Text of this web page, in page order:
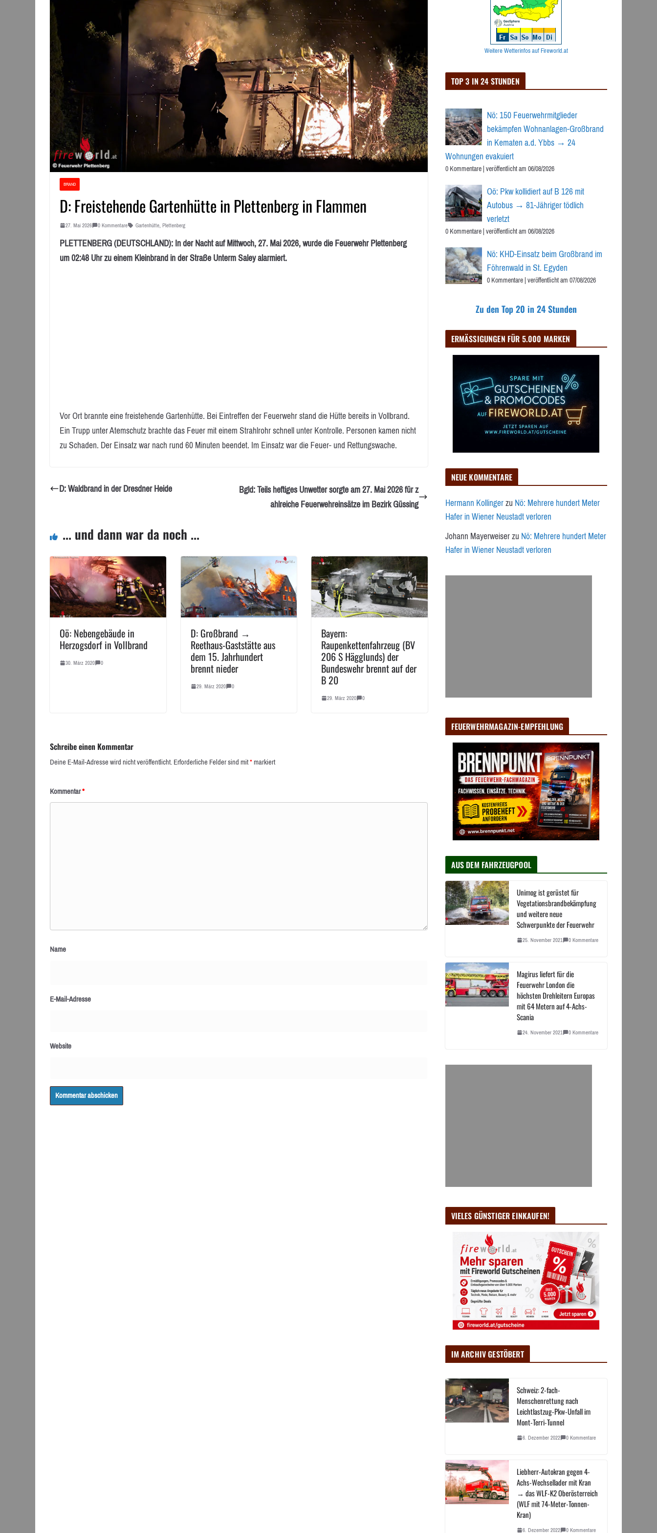
BRAND
D: Freistehende Gartenhütte in Plettenberg in Flammen
27. Mai 2026 0 Kommentare Gartenhütte, Plettenberg
PLETTENBERG (DEUTSCHLAND): In der Nacht auf Mittwoch, 27. Mai 2026, wurde die Feuerwehr Plettenberg
um 02:48 Uhr zu einem Kleinbrand in der Straße Unterm Saley alarmiert.
Vor Ort brannte eine freistehende Gartenhütte. Bei Eintreffen der Feuerwehr stand die Hütte bereits in Vollbrand.
Ein Trupp unter Atemschutz brachte das Feuer mit einem Strahlrohr schnell unter Kontrolle. Personen kamen nicht
zu Schaden. Der Einsatz war nach rund 60 Minuten beendet. Im Einsatz war die Feuer- und Rettungswache.
D: Waldbrand in der Dresdner Heide
Bgld: Teils heftiges Unwetter sorgte am 27. Mai 2026 für z
ahlreiche Feuerwehreinsätze im Bezirk Güssing
... und dann war da noch ...
Oö: Nebengebäude in
Herzogsdorf in Vollbrand
30. März 2020 0
D: Großbrand →
Reethaus-Gaststätte aus
dem 15. Jahrhundert
brennt nieder
29. März 2020 0
Bayern:
Raupenkettenfahrzeug (BV
206 S Hägglunds) der
Bundeswehr brennt auf der
B 20
29. März 2020 0
Schreibe einen Kommentar
Deine E-Mail-Adresse wird nicht veröffentlicht.Erforderliche Felder sind mit*markiert
Kommentar*
Name
E-Mail-Adresse
Website
Weitere Wetterinfos auf Fireworld.at
TOP 3 IN 24 STUNDEN
Nö: 150 Feuerwehrmitglieder
bekämpfen Wohnanlagen-Großbrand
in Kematen a.d. Ybbs → 24
Wohnungen evakuiert
0 Kommentare|veröffentlicht am 06/08/2026
Oö: Pkw kollidiert auf B 126 mit
Autobus → 81-Jähriger tödlich
verletzt
0 Kommentare|veröffentlicht am 06/08/2026
Nö: KHD-Einsatz beim Großbrand im
Föhrenwald in St. Egyden
0 Kommentare|veröffentlicht am 07/08/2026
Zu den Top 20 in 24 Stunden
ERMÄSSIGUNGEN FÜR 5.000 MARKEN
NEUE KOMMENTARE
Hermann KollingerzuNö: Mehrere hundert Meter
Hafer in Wiener Neustadt verloren
Johann MayerweiserzuNö: Mehrere hundert Meter
Hafer in Wiener Neustadt verloren
FEUERWEHRMAGAZIN-EMPFEHLUNG
AUS DEM FAHRZEUGPOOL
Unimog ist gerüstet für
Vegetationsbrandbekämpfung
und weitere neue
Schwerpunkte der Feuerwehr
25. November 2021 0 Kommentare
Magirus liefert für die
Feuerwehr London die
höchsten Drehleitern Europas
mit 64 Metern auf 4-Achs-
Scania
24. November 2021 0 Kommentare
VIELES GÜNSTIGER EINKAUFEN!
IM ARCHIV GESTÖBERT
Schweiz: 2-fach-
Menschenrettung nach
Leichtlastzug-Pkw-Unfall im
Mont-Terri-Tunnel
6. Dezember 2022 0 Kommentare
Liebherr-Autokran gegen 4-
Achs-Wechsellader mit Kran
→ das WLF-K2 Oberösterreich
(WLF mit 74-Meter-Tonnen-
Kran)
6. Dezember 2022 0 Kommentare